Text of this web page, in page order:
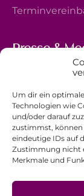
Um dir ein
Technologien wie
und/oder darauf
zustimmst, können
eindeutige IDs auf
Zustimmung nicht
Merkmale und
Presse &
5, avenue
+352 44 743
Spenden